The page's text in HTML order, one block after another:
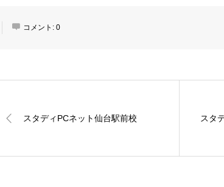
コメント: 0
スタディPCネット仙台駅前校 スタ